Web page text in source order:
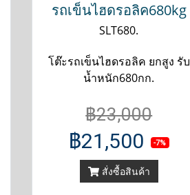
รถเข็นไฮดรอลิค680kg
SLT680.
โต๊ะรถเข็นไฮดรอลิค ยกสูง รับ
น้ำหนัก680กก.
฿23,000
฿21,500 -7%
สั่งซื้อสินค้า